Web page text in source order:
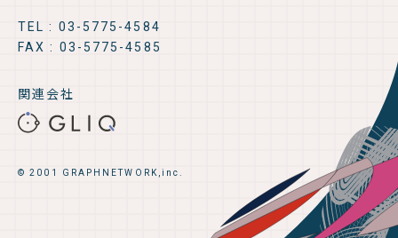
TEL : 03-5775-4584
FAX : 03-5775-4585
関連会社
© 2001 GRAPHNETWORK,inc.